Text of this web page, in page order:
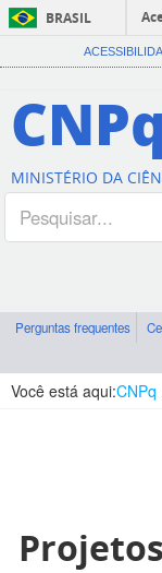
BRASIL
CNPq
MINISTÉRIO DA
Perguntas frequentes
Você está aqui:CNPq